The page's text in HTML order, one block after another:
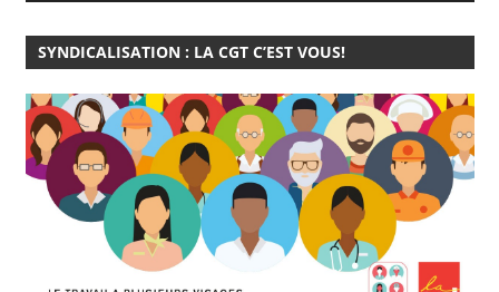
SYNDICALISATION : LA CGT C’EST VOUS!